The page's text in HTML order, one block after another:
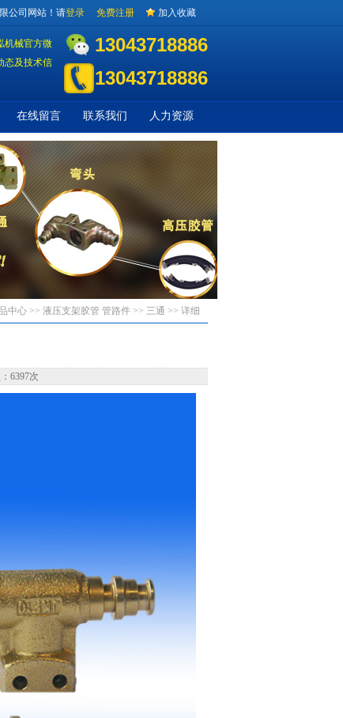
公司网站！请登录 免费注册 加入收藏
机械官方微
态及技术信
13043718886
13043718886
在线留言 联系我们 人力资源
中心 >> 液压支架胶管 管路件 >> 三通 >> 详细
6397次